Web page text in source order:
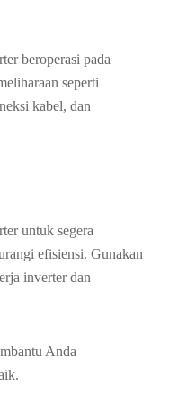
beroperasi pada
seperti
kabel, dan
untuk segera
efisiensi. Gunakan
inverter dan
Anda